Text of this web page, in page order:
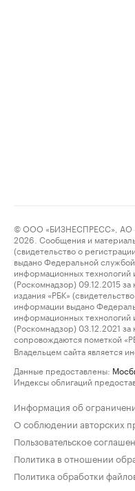
© ООО «БИЗНЕСПРЕСС», АО
2026. Сообщения и
(свидетельство о
выдано Федеральной
информационных технологий
(Роскомнадзор) 09.12.2015
издания «РБК»
информации выдано
информационных технологий
(Роскомнадзор) 03.12.2021
сопровождаются пометкой
Владельцем сайта является
Данные предоставлены:
Индексы облигаций
Информация об
О соблюдении авторских
Пользовательское
Политика в отношении
Политика обработки